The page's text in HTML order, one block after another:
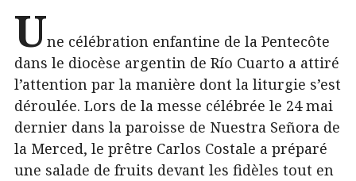
Une célébration enfantine de la Pentecôte
dans le diocèse argentin de Río Cuarto a attiré
l’attention par la manière dont la liturgie s’est
déroulée. Lors de la messe célébrée le 24 mai
dernier dans la paroisse de Nuestra Señora de
la Merced, le prêtre Carlos Costale a préparé
une salade de fruits devant les fidèles tout en